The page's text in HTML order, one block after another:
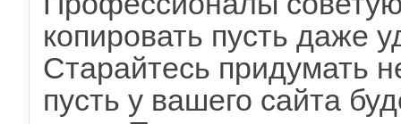
копировать пусть даже
Старайтесь придумать
пусть у вашего сайта